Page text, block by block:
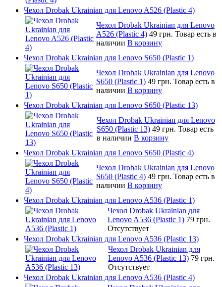
Чехол Drobak Ukrainian для Lenovo A526 (Plastic 4)
Чехол Drobak Ukrainian для Lenovo
A526 (Plastic 4) 49 грн. Товар есть в
наличии В корзину
Чехол Drobak Ukrainian для Lenovo S650 (Plastic 1)
Чехол Drobak Ukrainian для Lenovo
S650 (Plastic 1) 49 грн. Товар есть в
наличии В корзину
Чехол Drobak Ukrainian для Lenovo S650 (Plastic 13)
Чехол Drobak Ukrainian для Lenovo
S650 (Plastic 13) 49 грн. Товар есть
в наличии В корзину
Чехол Drobak Ukrainian для Lenovo S650 (Plastic 4)
Чехол Drobak Ukrainian для Lenovo
S650 (Plastic 4) 49 грн. Товар есть в
наличии В корзину
Чехол Drobak Ukrainian для Lenovo A536 (Plastic 1)
Чехол Drobak Ukrainian для
Lenovo A536 (Plastic 1) 79 грн.
Отсутствует
Чехол Drobak Ukrainian для Lenovo A536 (Plastic 13)
Чехол Drobak Ukrainian для
Lenovo A536 (Plastic 13) 79 грн.
Отсутствует
Чехол Drobak Ukrainian для Lenovo A536 (Plastic 4)